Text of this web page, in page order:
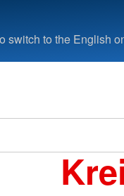
switch to the English